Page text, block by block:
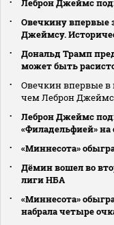
Леброн Джеймс
Овечкину впервые
Джеймсу.
Дональд Трамп
может быть
Овечкин впервые в
чем Леброн Джеймс
Леброн Джеймс
«Филадельфией»
«Миннесота»
Дёмин вошел во
лиги НБА
«Миннесота»
набрала четыре